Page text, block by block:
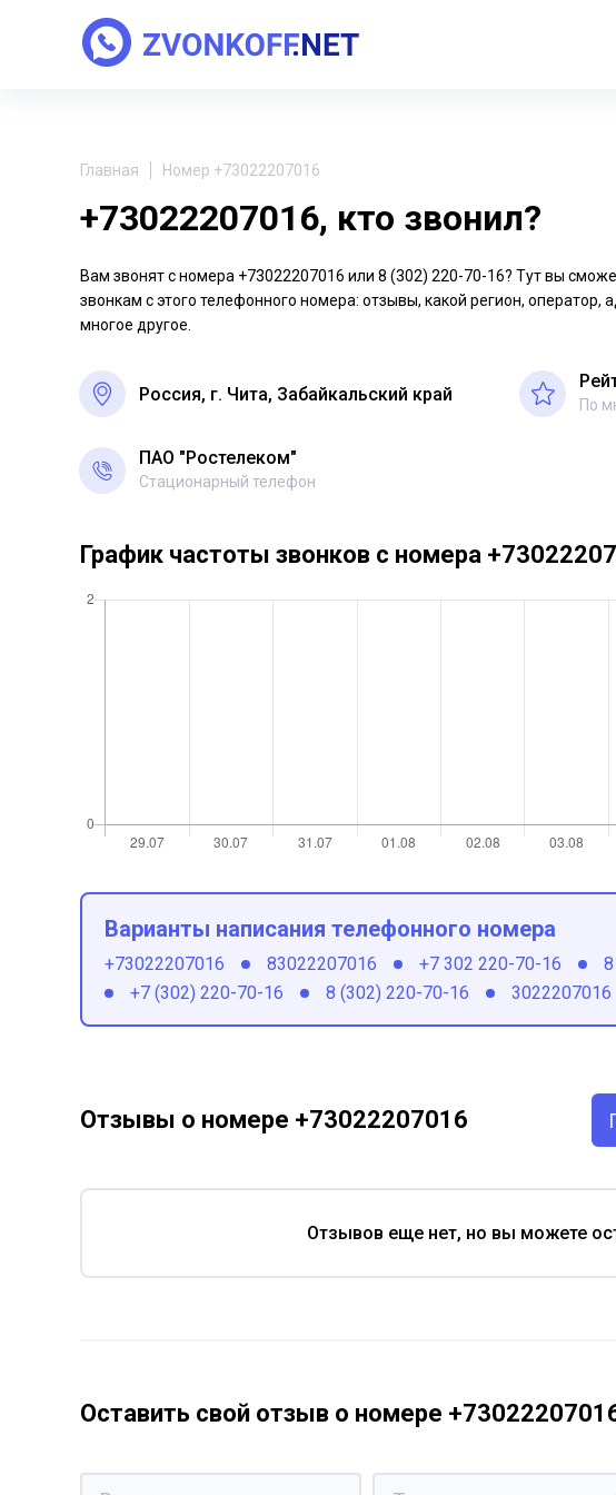
Главная Номер +73022207016
+73022207016, кто звонил?
Вам звонят с номера +73022207016 или 8 (302) 220-70-16? Тут вы
звонкам с этого телефонного номера: отзывы, какой регион, оператор,
многое другое.
Россия, г. Чита, Забайкальский край По
ПАО "Ростелеком"
Стационарный телефон
График частоты звонков с номера
Варианты написания телефонного номера
+73022207016 83022207016 +7 302 220-70-16
+7 (302) 220-70-16
8 (302) 220-70-16 3022207016
Отзывы о номере +73022207016
Отзывов еще нет, но вы можете
Оставить свой отзыв о номере